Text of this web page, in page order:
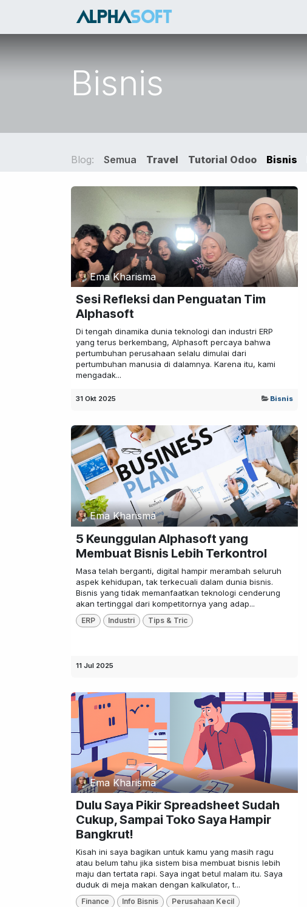
Bisnis
Blog: Semua Travel Tutorial Odoo Bisnis
Ema Kharisma
Sesi Refleksi dan Penguatan Tim
Alphasoft
Di tengah dinamika dunia teknologi dan industri ERP
yang terus berkembang, Alphasoft percaya bahwa
pertumbuhan perusahaan selalu dimulai dari
pertumbuhan manusia di dalamnya. Karena itu, kami
mengadak...
31 Okt 2025 Bisnis
Ema Kharisma
5 Keunggulan Alphasoft yang
Membuat Bisnis Lebih Terkontrol
Masa telah berganti, digital hampir merambah seluruh
aspek kehidupan, tak terkecuali dalam dunia bisnis.
Bisnis yang tidak memanfaatkan teknologi cenderung
akan tertinggal dari kompetitornya yang adap...
ERP Industri Tips & Tric
11 Jul 2025
Ema Kharisma
Dulu Saya Pikir Spreadsheet Sudah
Cukup, Sampai Toko Saya Hampir
Bangkrut!
Kisah ini saya bagikan untuk kamu yang masih ragu
atau belum tahu jika sistem bisa membuat bisnis lebih
maju dan tertata rapi. Saya ingat betul malam itu. Saya
duduk di meja makan dengan kalkulator, t...
Finance Info Bisnis Perusahaan Kecil